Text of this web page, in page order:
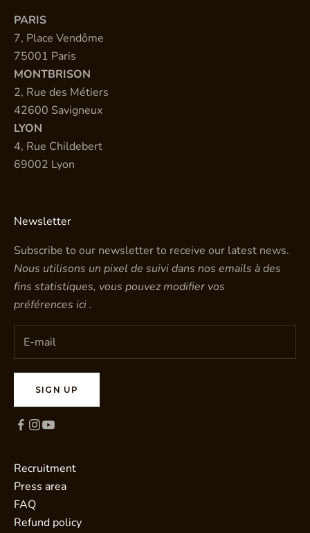
PARIS
7, Place Vendôme
75001 Paris
MONTBRISON
2, Rue des Métiers
42600 Savigneux
LYON
4, Rue Childebert
69002 Lyon
Newsletter
Subscribe to our newsletter to receive our latest news.
Nous utilisons un pixel de suivi dans nos emails à des
fins statistiques, vous pouvez modifier vos
préférences ici.
SIGN UP
Recruitment
Press area
FAQ
Refund policy